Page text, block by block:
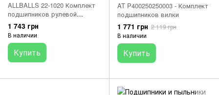
ALLBALLS 22-1020 Комплект
подшипников рулевой
колонки HONDA CB, CB-1,
CBF, CBR, CBX, CMX, CRF,
CTX, CX, GL, NC, NS, NSA,
NSR, NT, NTV, PC, RVF, RVT,
ST, VF, VFR, VT, VTR, VTX, XL
1 743 грн
В наличии
Купить
AT P400250250003 - Комплект
подшипников вилки
1 771 грн 2 119 грн
В наличии
Купить